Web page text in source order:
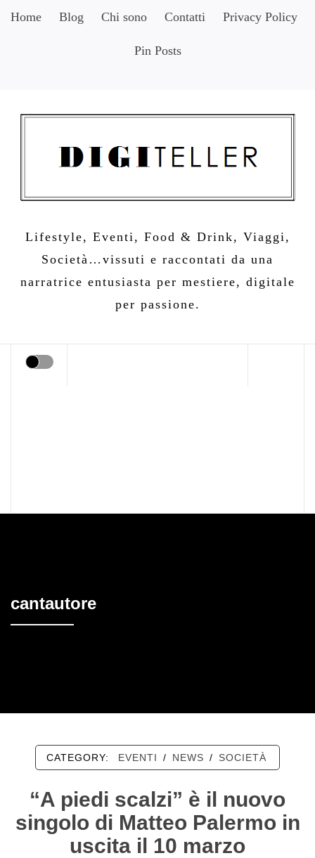
SkipHome Blog Chi sono Contatti Privacy Policy
Pin Posts
Lifestyle, Eventi, Food & Drink, Viaggi,
Società…vissuti e raccontati da una
narratrice entusiasta per mestiere, digitale
per passione.
cantautore
CATEGORY: EVENTI / NEWS / SOCIETÀ
“A piedi scalzi” è il nuovo
singolo di Matteo Palermo in
uscita il 10 marzo